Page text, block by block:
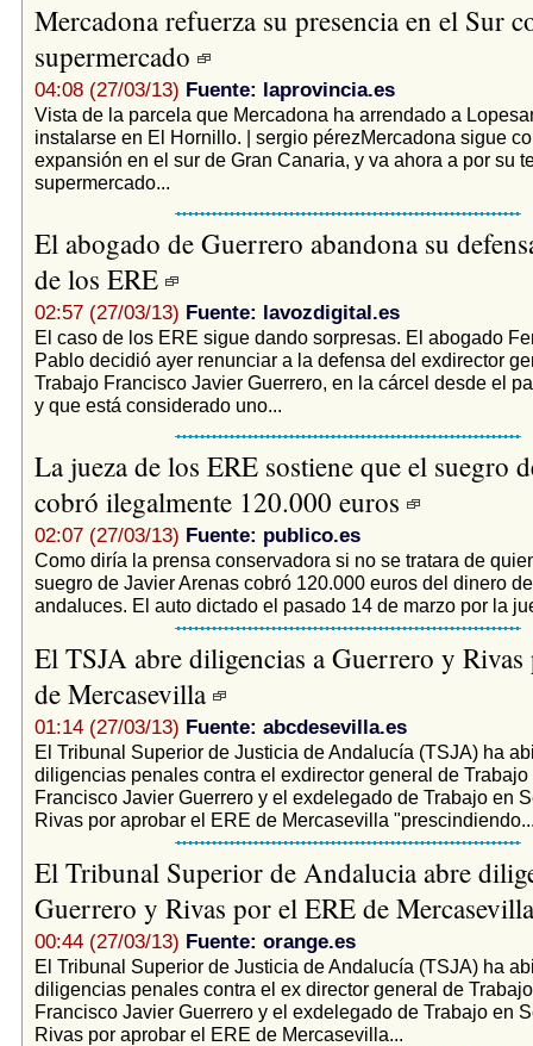
Mercadona refuerza su presencia en el Sur
supermercado
04:08 (27/03/13) Fuente: laprovincia.es
Vista de la parcela que Mercadona ha arrendado a
instalarse en El Hornillo. | sergio pérezMercadona sigue
expansión en el sur de Gran Canaria, y va ahora a por su
supermercado...
El abogado de Guerrero abandona su
de los ERE
02:57 (27/03/13) Fuente: lavozdigital.es
El caso de los ERE sigue dando sorpresas. El abogado
Pablo decidió ayer renunciar a la defensa del exdirector
Trabajo Francisco Javier Guerrero, en la cárcel desde el
y que está considerado uno...
La jueza de los ERE sostiene que el suegro
cobró ilegalmente 120.000 euros
02:07 (27/03/13) Fuente: publico.es
Como diría la prensa conservadora si no se tratara de
suegro de Javier Arenas cobró 120.000 euros del dinero
andaluces. El auto dictado el pasado 14 de marzo por la
El TSJA abre diligencias a Guerrero y
de Mercasevilla
01:14 (27/03/13) Fuente: abcdesevilla.es
El Tribunal Superior de Justicia de Andalucía (TSJA) ha
diligencias penales contra el exdirector general de Trabajo
Francisco Javier Guerrero y el exdelegado de Trabajo en
Rivas por aprobar el ERE de Mercasevilla
El Tribunal Superior de Andalucia abre
Guerrero y Rivas por el ERE de
00:44 (27/03/13) Fuente: orange.es
El Tribunal Superior de Justicia de Andalucía (TSJA) ha
diligencias penales contra el ex director general de
Francisco Javier Guerrero y el exdelegado de Trabajo en
Rivas por aprobar el ERE de Mercasevilla...